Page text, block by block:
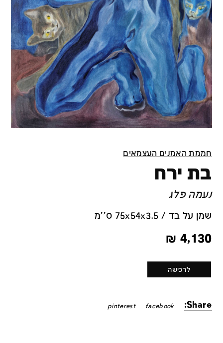
חממת האמנים העצמאים
בת ירח
נעמה פלג
שמן על בד / 75x54x3.5 ס''מ
4,130
₪
לרכישה
Share:
facebook
pinterest